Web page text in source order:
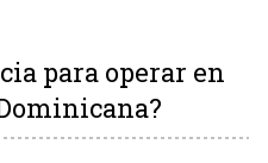
para operar en